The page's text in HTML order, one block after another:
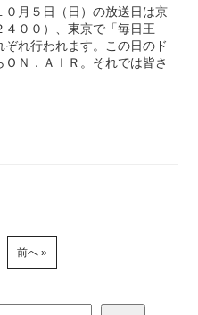
月５日（日）の放送日は京
００）、東京で「毎日王
れ行われます。この日のド
Ｎ．ＡＩＲ。それでは皆さ
前へ »